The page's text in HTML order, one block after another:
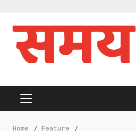
content
PRIMARY
Home
Feature